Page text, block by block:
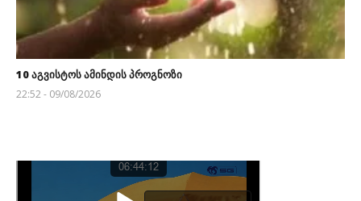
10 აგვისტოს ამინდის პროგნოზი
22:52 - 09/08/2026